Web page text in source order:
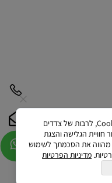
לידיעתך, באתרנו נעשה שימוש בקבצי Cookies, לרבות של צדדים
חוויית הגלישה והצגת
את הסכמתך לשימוש
מדיניות הפרטיות